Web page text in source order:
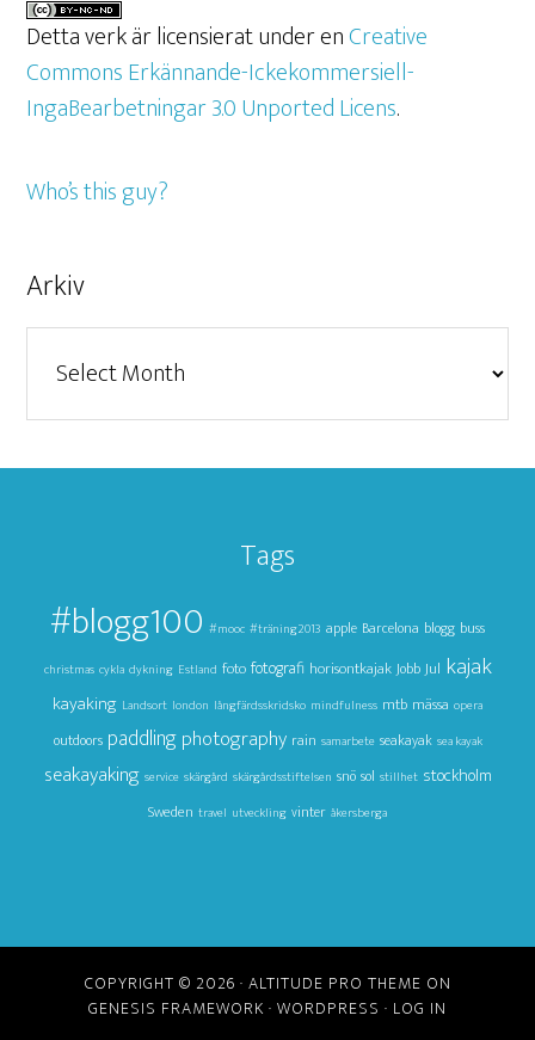
Detta verk är licensierat under enCreative
Commons Erkännande-Ickekommersiell-
IngaBearbetningar 3.0 Unported Licens.
Who’s this guy?
Arkiv
Tags
#blogg100 #mooc #träning2013 apple Barcelona blogg buss
christmas cykla dykning Estland foto fotografi horisontkajak Jobb Jul kajak
kayaking Landsort london långfärdsskridsko mindfulness mtb mässa opera
outdoors paddlingphotography rain samarbete seakayak sea kayak
seakayaking service skärgård skärgårdsstiftelsen snö sol stillhet stockholm
Sweden travel utveckling vinter åkersberga
COPYRIGHT © 2026 · ALTITUDE PRO THEME ON
GENESIS FRAMEWORK · WORDPRESS · LOG IN